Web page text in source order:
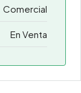
Comercial
En Venta